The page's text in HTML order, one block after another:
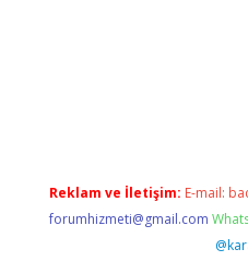
Reklam ve İletişim: E-mail:
forumhizmeti@gmail.com